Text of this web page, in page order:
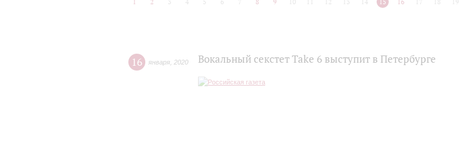
1 2 3 4 5 6 7 8 9 10 12 13 14 15 16 17 18 19
16 января 2020 Вокальный секстет Take 6 выступит в Петербурге